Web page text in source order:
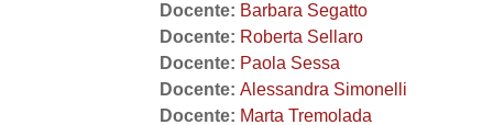
Docente: Barbara Segatto
Docente: Roberta Sellaro
Docente: Paola Sessa
Docente: Alessandra Simonelli
Docente: Marta Tremolada